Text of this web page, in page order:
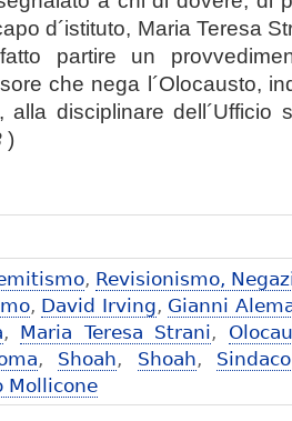
d´istituto, Maria Teresa
partire un
che nega l´Olocausto,
alla disciplinare dell´Ufficio
)
, Revisionismo,
, David Irving, Gianni
, Maria Teresa Strani,
, Shoah, Shoah,
Mollicone